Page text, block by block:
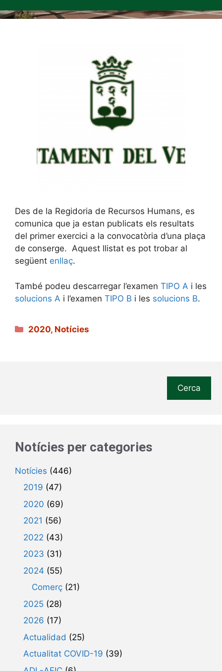
Des de la Regidoria de Recursos Humans, es
comunica que ja estan publicats els resultats
del primer exercici a la convocatòria d’una plaça
de conserge. Aquest llistat es pot trobar al
següent enllaç.
També podeu descarregar l’examen TIPO A i les
solucions A i l’examen TIPO B i les solucions B.
Categories
2020, Notícies
Cerca
Notícies per categories
Notícies (446)
2019 (47)
2020 (69)
2021 (56)
2022 (43)
2023 (31)
2024 (55)
Comerç (21)
2025 (28)
2026 (17)
Actualidad (25)
Actualitat COVID-19 (39)